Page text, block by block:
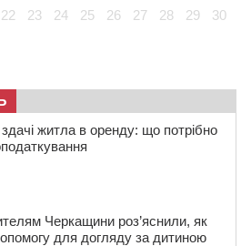
школяра”
пік спеки
повернулися з фронту: на
побратими
22 23 24 25 26 27 28 29
30
житла в оренду: що потрібно
Черкащини роз’яснили, як
для догляду за дитиною